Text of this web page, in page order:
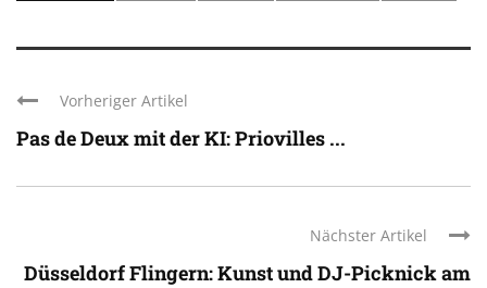
Vorheriger Artikel
Pas de Deux mit der KI: Priovilles ...
Nächster Artikel
Düsseldorf Flingern: Kunst und DJ-Picknick am